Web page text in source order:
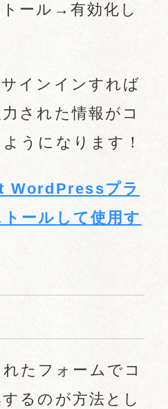
ール→有効化し
インインすれば
された情報がコ
うになります！
WordPressプラ
ールして使用す
たフォームでコ
るのが方法とし